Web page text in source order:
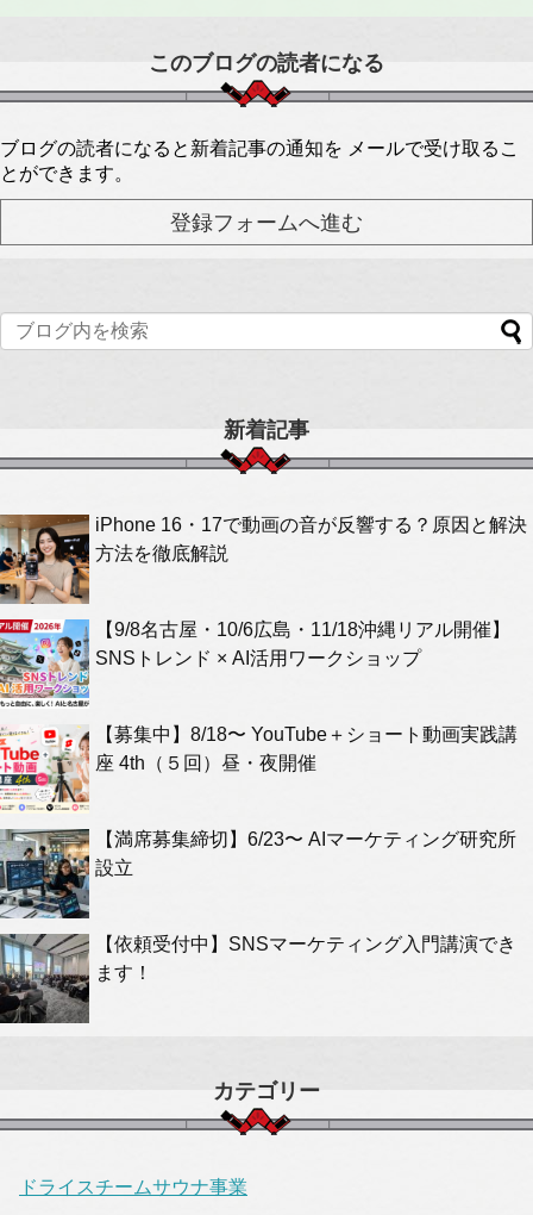
このブログの読者になる
ブログの読者になると新着記事の通知を メールで受け取るこ
とができます。
新着記事
iPhone 16・17で動画の音が反響する？原因と解決
方法を徹底解説
【9/8名古屋・10/6広島・11/18沖縄リアル開催】
SNSトレンド × AI活用ワークショップ
【募集中】8/18〜 YouTube＋ショート動画実践講
座 4th（５回）昼・夜開催
【満席募集締切】6/23〜 AIマーケティング研究所
設立
【依頼受付中】SNSマーケティング入門講演でき
ます！
カテゴリー
ドライスチームサウナ事業